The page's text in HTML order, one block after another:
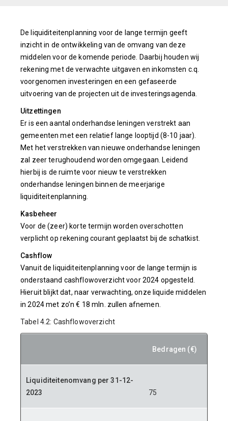
De liquiditeitenplanning voor de lange termijn geeft
inzicht in de ontwikkeling van de omvang van deze
middelen voor de komende periode. Daarbij houden wij
rekening met de verwachte uitgaven en inkomsten c.q.
voorgenomen investeringen en een gefaseerde
uitvoering van de projecten uit de investeringsagenda.
Uitzettingen
Er is een aantal onderhandse leningen verstrekt aan
gemeenten met een relatief lange looptijd (8-10 jaar).
Met het verstrekken van nieuwe onderhandse leningen
zal zeer terughoudend worden omgegaan. Leidend
hierbij is de ruimte voor nieuw te verstrekken
onderhandse leningen binnen de meerjarige
liquiditeitenplanning.
Kasbeheer
Voor de (zeer) korte termijn worden overschotten
verplicht op rekening courant geplaatst bij de schatkist.
Cashflow
Vanuit de liquiditeitenplanning voor de lange termijn is
onderstaand cashflowoverzicht voor 2024 opgesteld.
Hieruit blijkt dat, naar verwachting, onze liquide middelen
in 2024 met zo’n € 18 mln. zullen afnemen.
Tabel 4.2: Cashflowoverzicht
Bedragen (€)
Liquiditeitenomvang per 31-12-
2023
75